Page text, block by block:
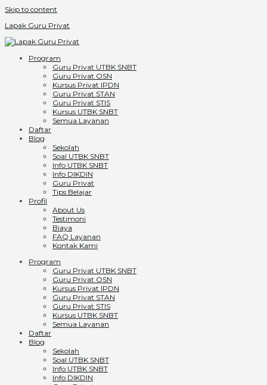
Skip to content
Lapak Guru Privat
Program
Guru Privat UTBK SNBT
Guru Privat OSN
Kursus Privat IPDN
Guru Privat STAN
Guru Privat STIS
Kursus UTBK SNBT
Semua Layanan
Daftar
Blog
Sekolah
Soal UTBK SNBT
Info UTBK SNBT
Info DIKDIN
Guru Privat
Tips Belajar
Profil
About Us
Testimoni
Biaya
FAQ Layanan
Kontak Kami
Program
Guru Privat UTBK SNBT
Guru Privat OSN
Kursus Privat IPDN
Guru Privat STAN
Guru Privat STIS
Kursus UTBK SNBT
Semua Layanan
Daftar
Blog
Sekolah
Soal UTBK SNBT
Info UTBK SNBT
Info DIKDIN